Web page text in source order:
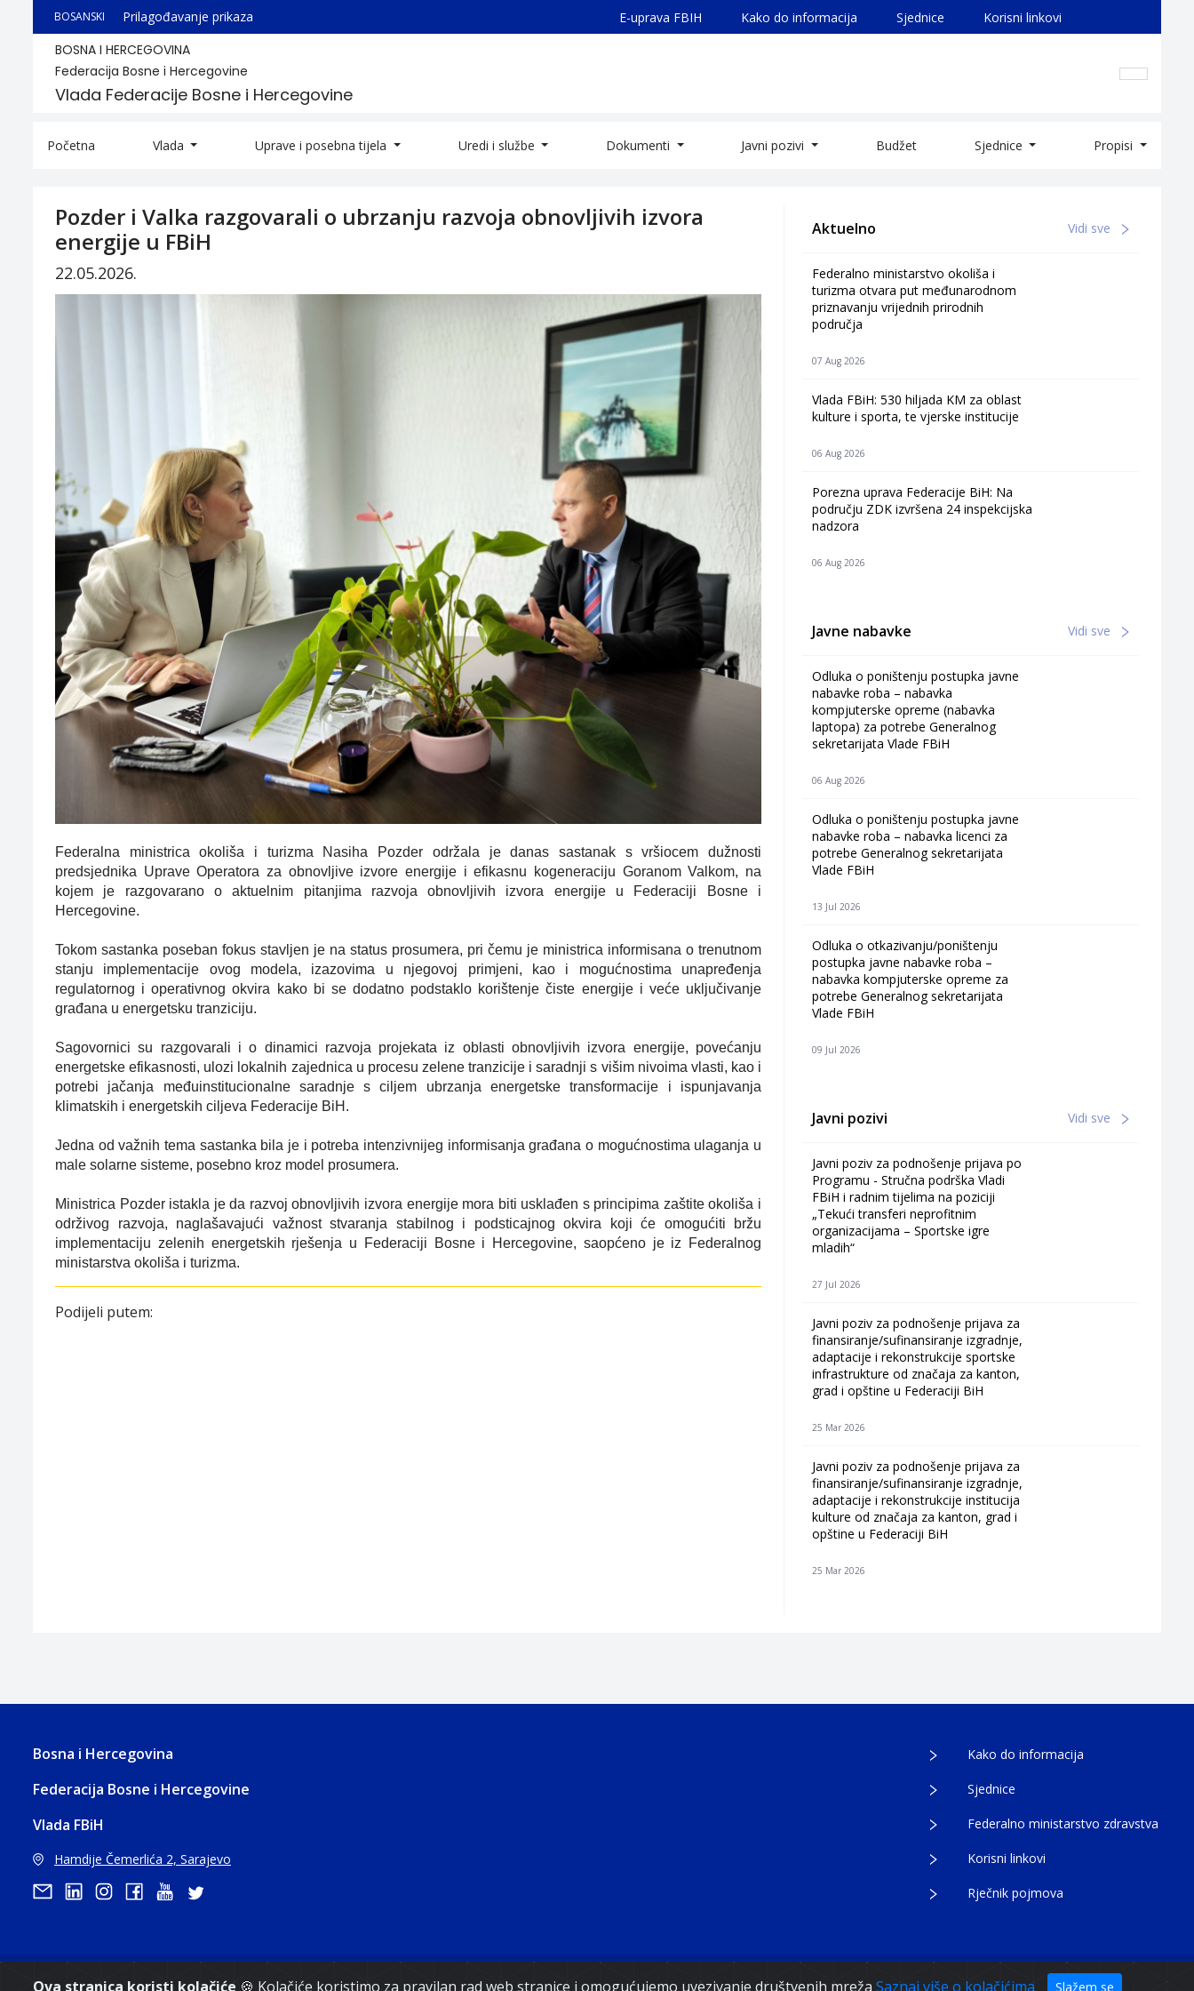
Ova stranica koristi kolačiće 🍪 Kolačiće koristimo za pravilan rad web stranice i omogućujemo uvezivanje društvenih mreža Saznaj više o kolačićima Slažem se
BOSANSKI Prilagođavanje prikaza E-uprava FBIH Kako do informacija Sjednice Korisni linkovi
BOSNA I HERCEGOVINA
Federacija Bosne i Hercegovine
Vlada Federacije Bosne i Hercegovine
Početna Vlada Uprave i posebna tijela Uredi i službe Dokumenti Javni pozivi Budžet Sjednice Propisi
Pozder i Valka razgovarali o ubrzanju razvoja obnovljivih izvora
energije u FBiH
22.05.2026.
Federalna ministrica okoliša i turizma Nasiha Pozder održala je danas sastanak s vršiocem dužnosti
predsjednika Uprave Operatora za obnovljive izvore energije i efikasnu kogeneraciju Goranom Valkom, na
kojem je razgovarano o aktuelnim pitanjima razvoja obnovljivih izvora energije u Federaciji Bosne i
Hercegovine.
Tokom sastanka poseban fokus stavljen je na status prosumera, pri čemu je ministrica informisana o trenutnom
stanju implementacije ovog modela, izazovima u njegovoj primjeni, kao i mogućnostima unapređenja
regulatornog i operativnog okvira kako bi se dodatno podstaklo korištenje čiste energije i veće uključivanje
građana u energetsku tranziciju.
Sagovornici su razgovarali i o dinamici razvoja projekata iz oblasti obnovljivih izvora energije, povećanju
energetske efikasnosti, ulozi lokalnih zajednica u procesu zelene tranzicije i saradnji s višim nivoima vlasti, kao i
potrebi jačanja međuinstitucionalne saradnje s ciljem ubrzanja energetske transformacije i ispunjavanja
klimatskih i energetskih ciljeva Federacije BiH.
Jedna od važnih tema sastanka bila je i potreba intenzivnijeg informisanja građana o mogućnostima ulaganja u
male solarne sisteme, posebno kroz model prosumera.
Ministrica Pozder istakla je da razvoj obnovljivih izvora energije mora biti usklađen s principima zaštite okoliša i
održivog razvoja, naglašavajući važnost stvaranja stabilnog i podsticajnog okvira koji će omogućiti bržu
implementaciju zelenih energetskih rješenja u Federaciji Bosne i Hercegovine, saopćeno je iz Federalnog
ministarstva okoliša i turizma.
Podijeli putem:
Aktuelno Vidi sve
Federalno ministarstvo okoliša i
turizma otvara put međunarodnom
priznavanju vrijednih prirodnih
područja
07 Aug 2026
Vlada FBiH: 530 hiljada KM za oblast
kulture i sporta, te vjerske institucije
06 Aug 2026
Porezna uprava Federacije BiH: Na
području ZDK izvršena 24 inspekcijska
nadzora
06 Aug 2026
Javne nabavke Vidi sve
Odluka o poništenju postupka javne
nabavke roba – nabavka
kompjuterske opreme (nabavka
laptopa) za potrebe Generalnog
sekretarijata Vlade FBiH
06 Aug 2026
Odluka o poništenju postupka javne
nabavke roba – nabavka licenci za
potrebe Generalnog sekretarijata
Vlade FBiH
13 Jul 2026
Odluka o otkazivanju/poništenju
postupka javne nabavke roba –
nabavka kompjuterske opreme za
potrebe Generalnog sekretarijata
Vlade FBiH
09 Jul 2026
Javni pozivi Vidi sve
Javni poziv za podnošenje prijava po
Programu - Stručna podrška Vladi
FBiH i radnim tijelima na poziciji
„Tekući transferi neprofitnim
organizacijama – Sportske igre
mladih“
27 Jul 2026
Javni poziv za podnošenje prijava za
finansiranje/sufinansiranje izgradnje,
adaptacije i rekonstrukcije sportske
infrastrukture od značaja za kanton,
grad i opštine u Federaciji BiH
25 Mar 2026
Javni poziv za podnošenje prijava za
finansiranje/sufinansiranje izgradnje,
adaptacije i rekonstrukcije institucija
kulture od značaja za kanton, grad i
opštine u Federaciji BiH
25 Mar 2026
Bosna i Hercegovina
Federacija Bosne i Hercegovine
Vlada FBiH
Hamdije Čemerlića 2, Sarajevo
Kako do informacija
Sjednice
Federalno ministarstvo zdravstva
Korisni linkovi
Rječnik pojmova
Copyright 2021. Vlada Federacije Bosne i Hercegovine